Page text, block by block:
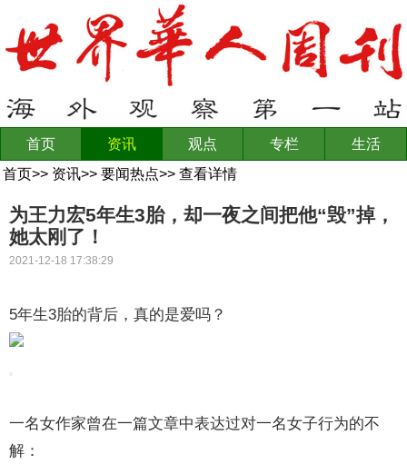
首页 资讯 观点 专栏
生活
首页>> 资讯>> 要闻热点>> 查看详情
为王力宏5年生3胎，却一夜之间把他“毁”掉，
她太刚了！
2021-12-18 17:38:29
5年生3胎的背后，真的是爱吗？
一名女作家曾在一篇文章中表达过对一名女子行为的不
解：